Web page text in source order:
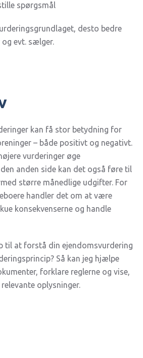
spørgsmål
desto bedre
evt. sælger.
kan få stor betydning for
– både positivt og negativt.
vurderinger øge
anden side kan det også føre til
større månedlige udgifter. For
handler det om at være
konsekvenserne og handle
til at forstå din ejendomsvurdering
Så kan jeg hjælpe
forklare reglerne og vise,
oplysninger.